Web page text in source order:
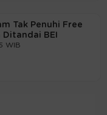
Tak Penuhi Free
Ditandai BEI
WIB